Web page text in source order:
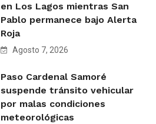
en Los Lagos mientras San
Pablo permanece bajo Alerta
Roja
Agosto 7, 2026
Paso Cardenal Samoré
suspende tránsito vehicular
por malas condiciones
meteorológicas